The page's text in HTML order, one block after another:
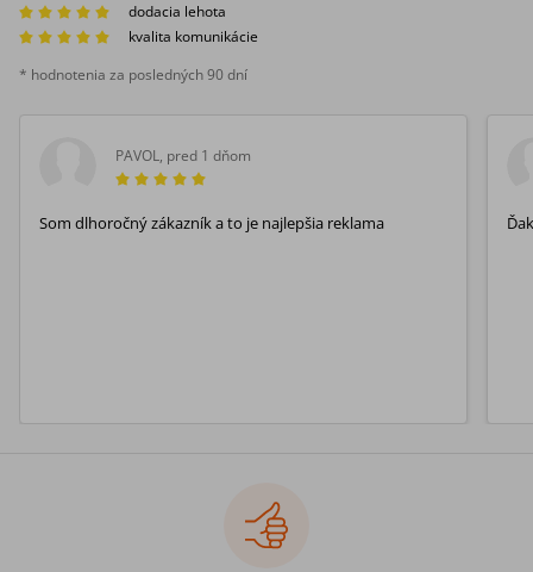
dodacia lehota
kvalita komunikácie
* hodnotenia za posledných 90 dní
PAVOL, pred 1 dňom
Som dlhoročný zákazník a to je najlepšia reklama